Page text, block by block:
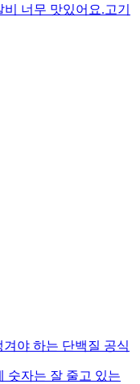
너무 맛있어요.고기
야 하는 단백질 공식
숫자는 잘 줄고 있는